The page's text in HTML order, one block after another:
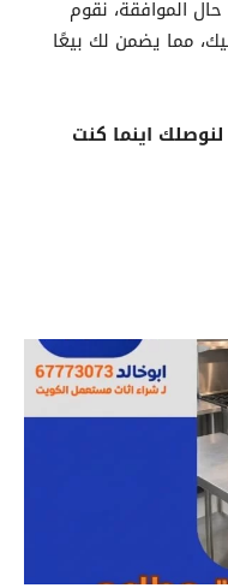
الموافقة، نقوم
مما يضمن لك بيعًا
لنوصلك اينما كنت